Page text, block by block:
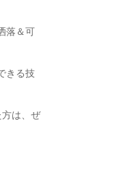
落＆可
きる技
は、ぜ